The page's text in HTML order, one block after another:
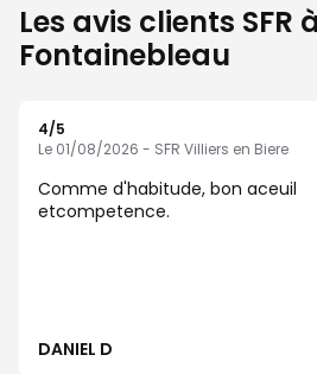
Les avis clients SFR à
Fontainebleau
4/5
Le 01/08/2026 - SFR Villiers en Biere
Comme d'habitude, bon aceuil
etcompetence.
DANIEL D